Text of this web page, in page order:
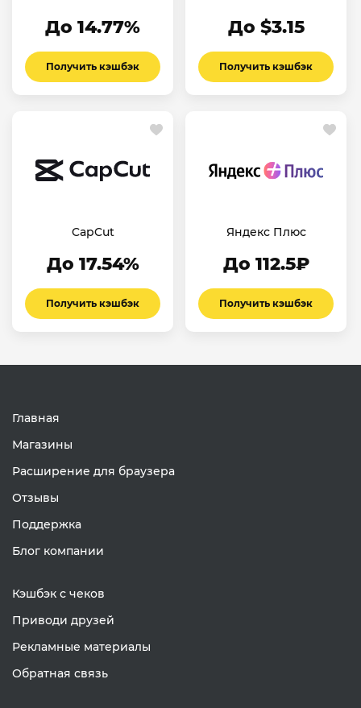
До 14.77%
Получить кэшбэк
До $3.15
Получить кэшбэк
CapCut
До 17.54%
Получить кэшбэк
Яндекс Плюс
До 112.5₽
Получить кэшбэк
Главная
Магазины
Расширение для браузера
Отзывы
Поддержка
Блог компании
Кэшбэк с чеков
Приводи друзей
Рекламные материалы
Обратная связь